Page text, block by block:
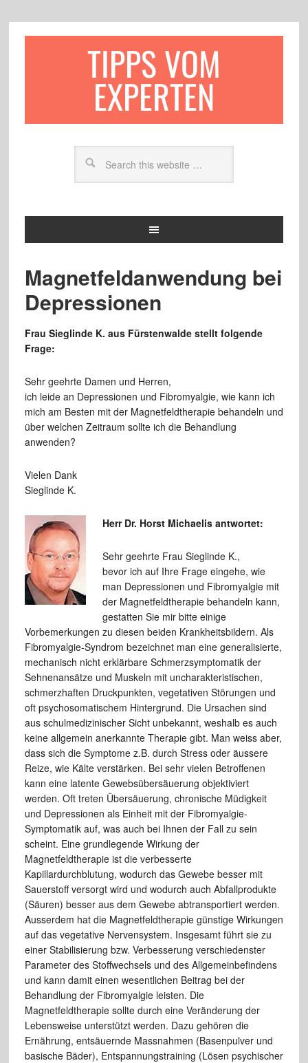
TIPPS VOM
EXPERTEN
Magnetfeldanwendung bei
Depressionen
Frau Sieglinde K. aus Fürstenwalde stellt folgende
Frage:
Sehr geehrte Damen und Herren,
ich leide an Depressionen und Fibromyalgie, wie kann ich
mich am Besten mit der Magnetfeldtherapie behandeln und
über welchen Zeitraum sollte ich die Behandlung
anwenden?
Vielen Dank
Sieglinde K.
Herr Dr. Horst Michaelis antwortet:
Sehr geehrte Frau Sieglinde K.,
bevor ich auf Ihre Frage eingehe, wie
man Depressionen und Fibromyalgie mit
der Magnetfeldtherapie behandeln kann,
gestatten Sie mir bitte einige
Vorbemerkungen zu diesen beiden Krankheitsbildern. Als
Fibromyalgie-Syndrom bezeichnet man eine generalisierte,
mechanisch nicht erklärbare Schmerzsymptomatik der
Sehnenansätze und Muskeln mit uncharakteristischen,
schmerzhaften Druckpunkten, vegetativen Störungen und
oft psychosomatischem Hintergrund. Die Ursachen sind
aus schulmedizinischer Sicht unbekannt, weshalb es auch
keine allgemein anerkannte Therapie gibt. Man weiss aber,
dass sich die Symptome z.B. durch Stress oder äussere
Reize, wie Kälte verstärken. Bei sehr vielen Betroffenen
kann eine latente Gewebsübersäuerung objektiviert
werden. Oft treten Übersäuerung, chronische Müdigkeit
und Depressionen als Einheit mit der Fibromyalgie-
Symptomatik auf, was auch bei Ihnen der Fall zu sein
scheint. Eine grundlegende Wirkung der
Magnetfeldtherapie ist die verbesserte
Kapillardurchblutung, wodurch das Gewebe besser mit
Sauerstoff versorgt wird und wodurch auch Abfallprodukte
(Säuren) besser aus dem Gewebe abtransportiert werden.
Ausserdem hat die Magnetfeldtherapie günstige Wirkungen
auf das vegetative Nervensystem. Insgesamt führt sie zu
einer Stabilisierung bzw. Verbesserung verschiedenster
Parameter des Stoffwechsels und des Allgemeinbefindens
und kann damit einen wesentlichen Beitrag bei der
Behandlung der Fibromyalgie leisten. Die
Magnetfeldtherapie sollte durch eine Veränderung der
Lebensweise unterstützt werden. Dazu gehören die
Ernährung, entsäuernde Massnahmen (Basenpulver und
basische Bäder), Entspannungstraining (Lösen psychischer